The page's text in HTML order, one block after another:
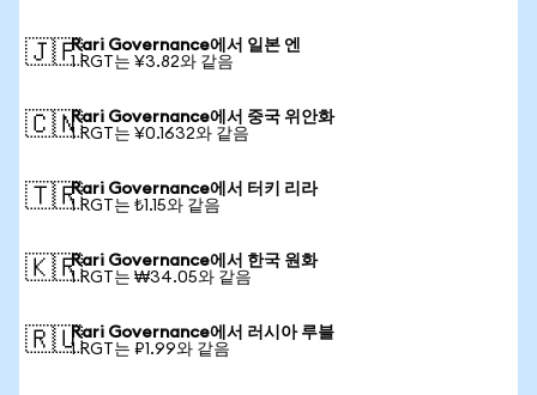
🇯🇵Rari Governance에서 일본 엔
1 RGT는 ¥3.82와 같음
🇨🇳Rari Governance에서 중국 위안화
1 RGT는 ¥0.1632와 같음
🇹🇷Rari Governance에서 터키 리라
1 RGT는 ₺1.15와 같음
🇰🇷Rari Governance에서 한국 원화
1 RGT는 ₩34.05와 같음
🇷🇺Rari Governance에서 러시아 루블
1 RGT는 ₽1.99와 같음